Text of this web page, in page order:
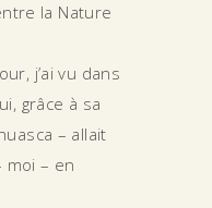
la Nature
j’ai vu dans
grâce à sa
– allait
– en